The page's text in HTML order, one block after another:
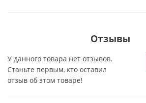
Отзывы
У данного товара нет отзывов.
Станьте первым, кто оставил
отзыв об этом товаре!